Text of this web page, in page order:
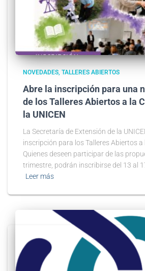
NOVEDADES TALLERES ABIERTOS
Abre la inscripción para una
de los Talleres Abiertos a la
la UNICEN
La Secretaría de Extensión de la
inscripción para los Talleres Abiertos a
Quienes deseen participar de las
trimestre, podrán inscribirse del 13 al
Leer más